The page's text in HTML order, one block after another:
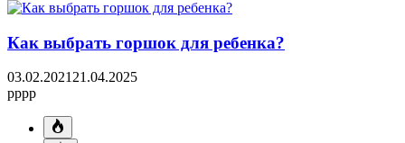
Как выбрать горшок для ребенка?
03.02.2021 21.04.2025
pppp